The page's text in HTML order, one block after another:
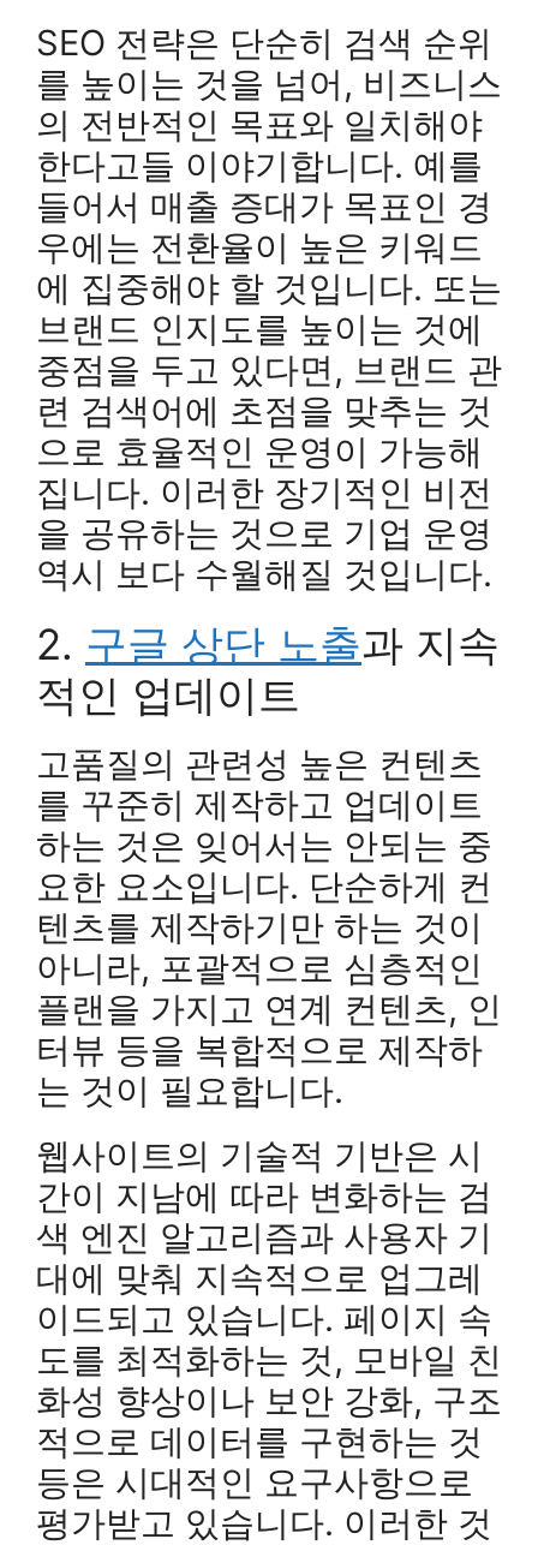
SEO 전략은 단순히 검색 순위
를 높이는 것을 넘어, 비즈니스
의 전반적인 목표와 일치해야
한다고들 이야기합니다. 예를
들어서 매출 증대가 목표인 경
우에는 전환율이 높은 키워드
에 집중해야 할 것입니다. 또는
브랜드 인지도를 높이는 것에
중점을 두고 있다면, 브랜드 관
련 검색어에 초점을 맞추는 것
으로 효율적인 운영이 가능해
집니다. 이러한 장기적인 비전
을 공유하는 것으로 기업 운영
역시 보다 수월해질 것입니다.
2. 구글 상단 노출과 지속
적인 업데이트
고품질의 관련성 높은 컨텐츠
를 꾸준히 제작하고 업데이트
하는 것은 잊어서는 안되는 중
요한 요소입니다. 단순하게 컨
텐츠를 제작하기만 하는 것이
아니라, 포괄적으로 심층적인
플랜을 가지고 연계 컨텐츠, 인
터뷰 등을 복합적으로 제작하
는 것이 필요합니다.
웹사이트의 기술적 기반은 시
간이 지남에 따라 변화하는 검
색 엔진 알고리즘과 사용자 기
대에 맞춰 지속적으로 업그레
이드되고 있습니다. 페이지 속
도를 최적화하는 것, 모바일 친
화성 향상이나 보안 강화, 구조
적으로 데이터를 구현하는 것
등은 시대적인 요구사항으로
평가받고 있습니다. 이러한 것